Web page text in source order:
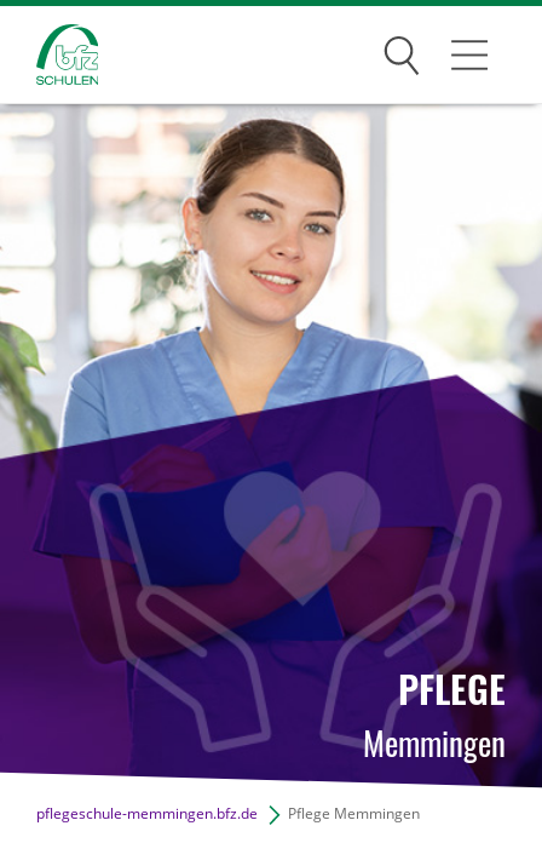
Suchen
Traumberufe
Wer wir sind
Infos
Jobs
Standorte
News Archiv
PFLEGE
Memmingen
pflegeschule-memmingen.bfz.de Pflege Memmingen